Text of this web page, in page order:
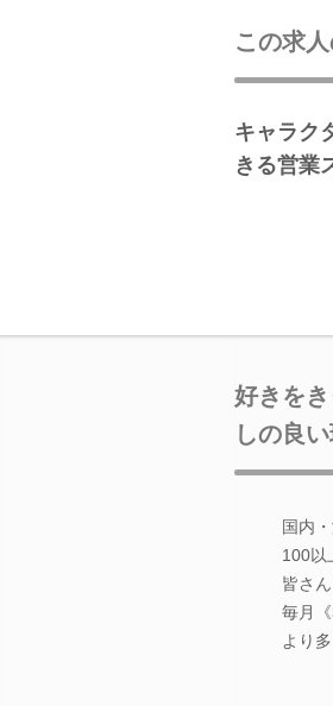
この求
キャラク
きる営業
好きを
しの良
国内
100以
皆さ
毎月
より